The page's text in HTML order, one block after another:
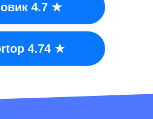
4.74 ★
4.7 ★